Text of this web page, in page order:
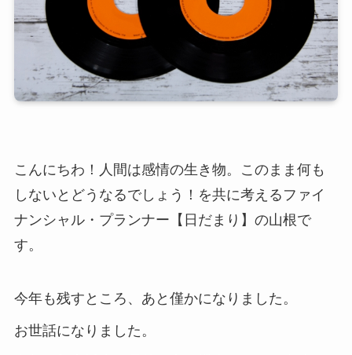
こんにちわ！人間は感情の生き物。このまま何も
しないとどうなるでしょう！を共に考えるファイ
ナンシャル・プランナー【日だまり】の山根で
す。
今年も残すところ、あと僅かになりました。
お世話になりました。